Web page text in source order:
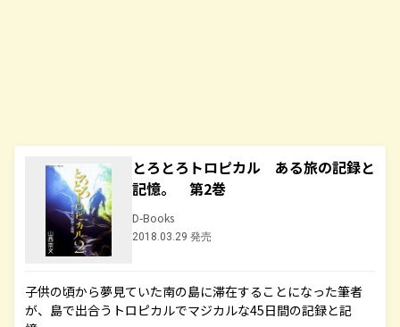
とろとろトロピカル ある旅の記録と
記憶。 第2巻
D-Books
2018.03.29 発売
子供の頃から夢見ていた南の島に滞在することになった筆者
が、島で出合うトロピカルでマジカルな45日間の記録と記